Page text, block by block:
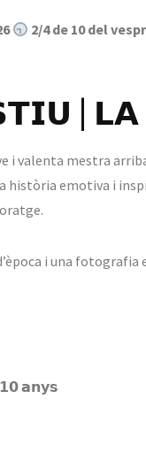
2/4 de 10 del
|
i valenta mestra
història emotiva i
i una
𝗮𝗻𝘆𝘀